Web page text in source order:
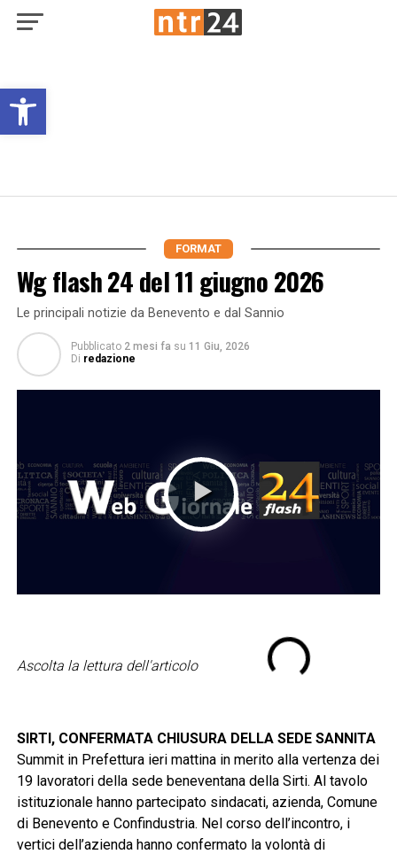
Open toolbar
FORMAT
Wg flash 24 del 11 giugno 2026
Le principali notizie da Benevento e dal Sannio
Pubblicato 2 mesi fa su 11 Giu, 2026
Di redazione
Ascolta la lettura dell'articolo
SIRTI, CONFERMATA CHIUSURA DELLA SEDE SANNITA
Summit in Prefettura ieri mattina in merito alla vertenza dei
19 lavoratori della sede beneventana della Sirti. Al tavolo
istituzionale hanno partecipato sindacati, azienda, Comune
di Benevento e Confindustria. Nel corso dell’incontro, i
vertici dell’azienda hanno confermato la volontà di